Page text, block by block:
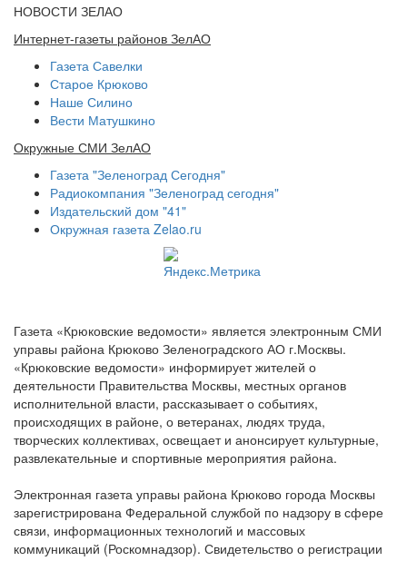
НОВОСТИ ЗЕЛАО
Интернет-газеты районов ЗелАО
Газета Савелки
Старое Крюково
Наше Силино
Вести Матушкино
Окружные СМИ ЗелАО
Газета "Зеленоград Сегодня"
Радиокомпания "Зеленоград сегодня"
Издательский дом "41"
Окружная газета Zelao.ru
Газета «Крюковские ведомости» является электронным СМИ
управы района Крюково Зеленоградского АО г.Москвы.
«Крюковские ведомости» информирует жителей о
деятельности Правительства Москвы, местных органов
исполнительной власти, рассказывает о событиях,
происходящих в районе, о ветеранах, людях труда,
творческих коллективах, освещает и анонсирует культурные,
развлекательные и спортивные мероприятия района.
Электронная газета управы района Крюково города Москвы
зарегистрирована Федеральной службой по надзору в сфере
связи, информационных технологий и массовых
коммуникаций (Роскомнадзор). Свидетельство о регистрации